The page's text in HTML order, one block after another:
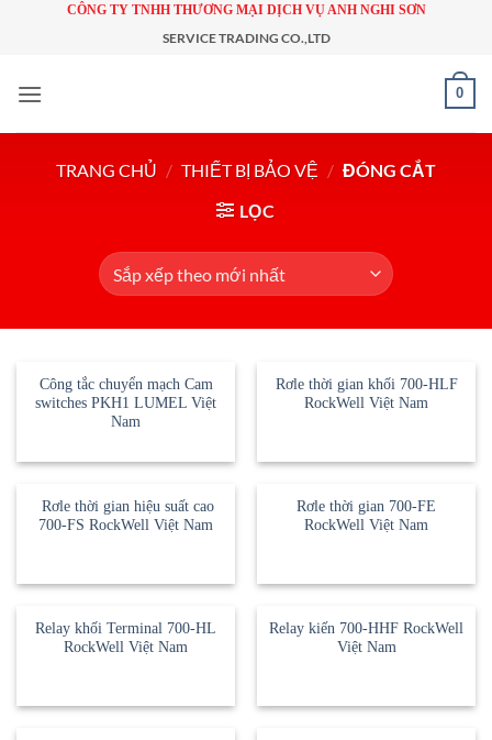
dung
CÔNG TY TNHH THƯƠNG MẠI DỊCH VỤ ANH NGHI SƠN
SERVICE TRADING CO.,LTD
0
TRANG CHỦ / THIẾT BỊ BẢO VỆ / ĐÓNG CẮT
LỌC
Công tắc chuyển mạch Cam
switches PKH1 LUMEL Việt
Nam
Rơle thời gian khối 700-HLF
RockWell Việt Nam
Rơle thời gian hiệu suất cao
700-FS RockWell Việt Nam
Rơle thời gian 700-FE
RockWell Việt Nam
Relay khối Terminal 700-HL
RockWell Việt Nam
Relay kiến 700-HHF RockWell
Việt Nam